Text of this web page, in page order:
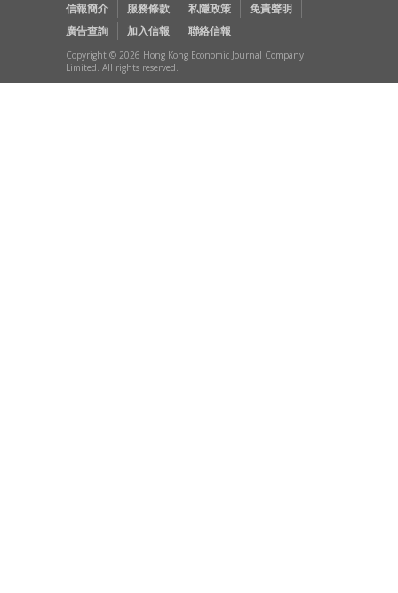
信報簡介 服務條款 私隱政策
免責聲明
廣告查詢
加入信報 聯絡信報
Copyright © 2026 Hong Kong Economic Journal Company
Limited. All rights reserved.